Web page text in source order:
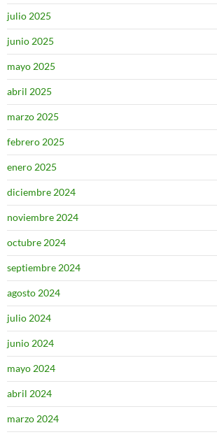
julio 2025
junio 2025
mayo 2025
abril 2025
marzo 2025
febrero 2025
enero 2025
diciembre 2024
noviembre 2024
octubre 2024
septiembre 2024
agosto 2024
julio 2024
junio 2024
mayo 2024
abril 2024
marzo 2024